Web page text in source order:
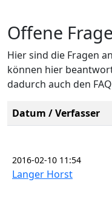
Offene
Hier sind die Fragen
können hier
dadurch auch den
Datum / Verfasser
2016-02-10 11:54
Langer Horst